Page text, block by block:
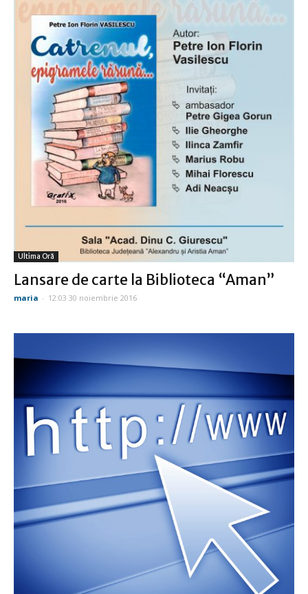
Ultima Oră
Lansare de carte la Biblioteca “Aman”
maria - 12:03 30 noiembrie 2016